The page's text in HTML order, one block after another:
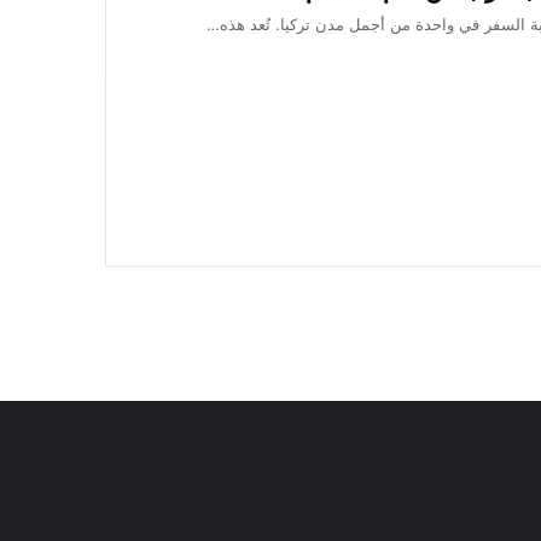
السفر في واحدة من أجمل مدن تركيا. تُعد هذه…